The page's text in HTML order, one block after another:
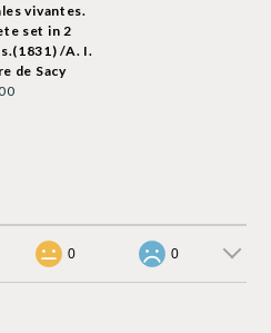
vivantes.
set in 2
/A. I.
de Sacy
0 0